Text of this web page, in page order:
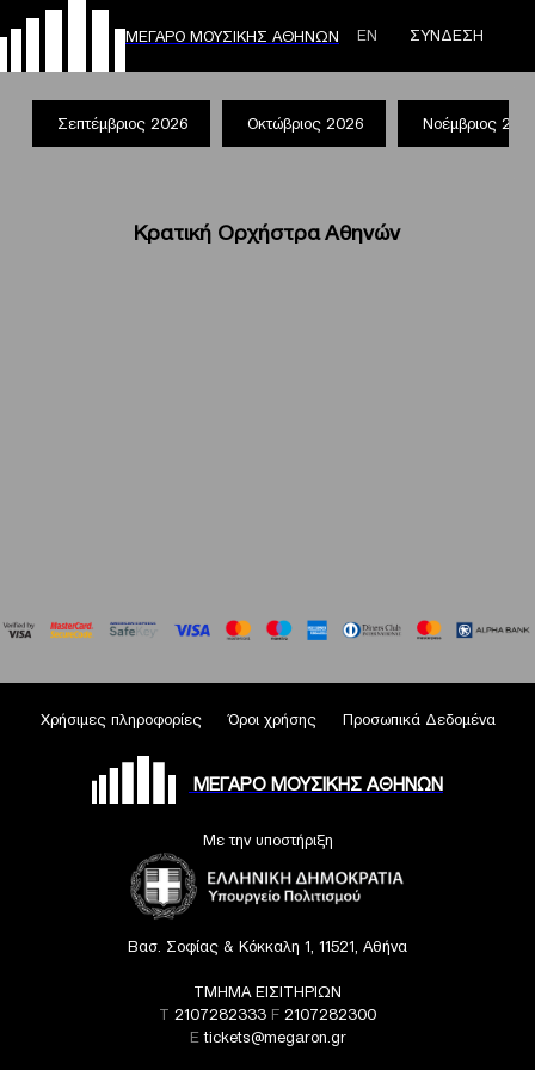
ΜΕΓΑΡΟ ΜΟΥΣΙΚΗΣ ΑΘΗΝΩΝ ΕΝ ΣΥΝΔΕΣΗ
Σεπτέμβριος 2026 Οκτώβριος 2026 Νοέμβριος
Κρατική Ορχήστρα Αθηνών
Χρήσιμες πληροφορίες Όροι χρήσης Προσωπικά Δεδομένα
ΜΕΓΑΡΟ ΜΟΥΣΙΚΗΣ ΑΘΗΝΩΝ
Με την υποστήριξη
Βασ. Σοφίας & Κόκκαλη 1, 11521, Αθήνα
ΤΜΗΜΑ ΕΙΣΙΤΗΡΙΩΝ
T 2107282333 F 2107282300
Etickets@megaron.gr